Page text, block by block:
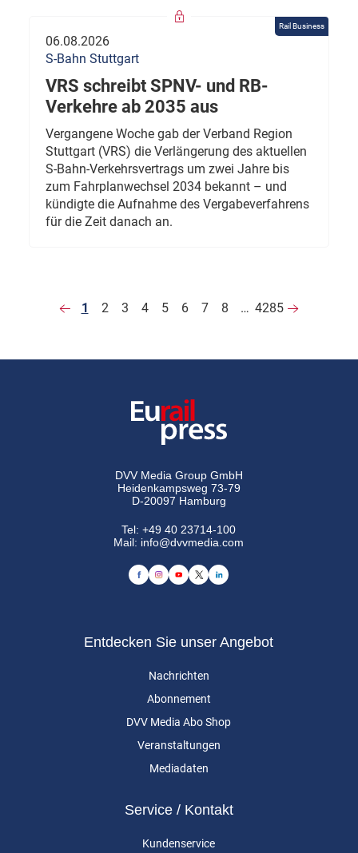
Rail Business
06.08.2026
S-Bahn Stuttgart
VRS schreibt SPNV- und RB-
Verkehre ab 2035 aus
Vergangene Woche gab der Verband Region
Stuttgart (VRS) die Verlängerung des aktuellen
S-Bahn-Verkehrsvertrags um zwei Jahre bis
zum Fahrplanwechsel 2034 bekannt – und
kündigte die Aufnahme des Vergabeverfahrens
für die Zeit danach an.
1 2 3 4 5 6 7 8 … 4285
DVV Media Group GmbH
Heidenkampsweg 73-79
D-20097 Hamburg
Tel:+49 40 23714-100
Mail: info@dvvmedia.com
Entdecken Sie unser Angebot
Nachrichten
Abonnement
DVV Media Abo Shop
Veranstaltungen
Mediadaten
Service / Kontakt
Kundenservice